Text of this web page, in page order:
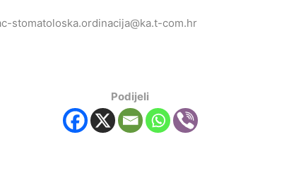
stomatoloska.ordinacija@ka.t-com.hr
Podijeli